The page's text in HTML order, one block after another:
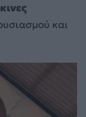
και